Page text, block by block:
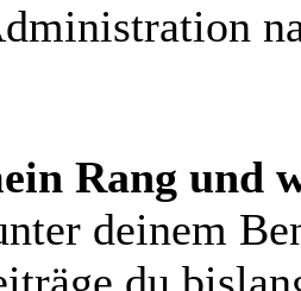
Rang und
deinem